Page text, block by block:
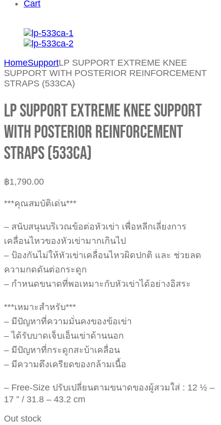
Cart
HomeSupportLP SUPPORT EXTREME KNEE
SUPPORT WITH POSTERIOR REINFORCEMENT
STRAPS (533CA)
LP SUPPORT EXTREME KNEE SUPPORT
WITH POSTERIOR REINFORCEMENT
STRAPS (533CA)
฿1,790.00
***คุณสมบัติเด่น***
– สนับสนุนบริเวณข้อต่อหัวเข่า เพื่อหลีกเลี่ยงการ
เคลื่อนไหวของหัวเข่ามากเกินไป
– ป้องกันไม่ให้หัวเข่าเคลื่อนไหวผิดปกติ และ ช่วยลด
ความกดดันต่อกระดูก
– กำหนดขนาดที่พอเหมาะกับหัวเข่าได้อย่างอิสระ
***เหมาะสำหรับ***
– มีปัญหาที่ความมั่นคงของข้อเข่า
– ได้รับบาดเจ็บเอ็นเข่าด้านนอก
– มีปัญหาที่กระดูกสะบ้าเคลื่อน
– มีความตึงเครียดของกล้ามเนื้อ
– Free-Size ปรับเปลี่ยนตามขนาดของผู้สวมใส่ : 12 ½ –
17 ” / 31.8 – 43.2 cm
Out stock